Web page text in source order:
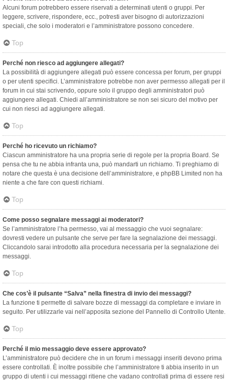
Alcuni forum potrebbero essere riservati a determinati utenti o gruppi. Per
leggere, scrivere, rispondere, ecc., potresti aver bisogno di autorizzazioni
speciali, che solo i moderatori e l’amministratore possono concedere.
Top
Perché non riesco ad aggiungere allegati?
La possibilità di aggiungere allegati può essere concessa per forum, per gruppi
o per utenti specifici. L’amministratore potrebbe non aver permesso allegati per il
forum in cui stai scrivendo, oppure solo il gruppo degli amministratori può
aggiungere allegati. Chiedi all’amministratore se non sei sicuro del motivo per
cui non riesci ad aggiungere allegati.
Top
Perché ho ricevuto un richiamo?
Ciascun amministratore ha una propria serie di regole per la propria Board. Se
pensa che tu ne abbia infranta una, può mandarti un richiamo. Ti preghiamo di
notare che questa è una decisione dell’amministratore, e phpBB Limited non ha
niente a che fare con questi richiami.
Top
Come posso segnalare messaggi ai moderatori?
Se l’amministratore l’ha permesso, vai al messaggio che vuoi segnalare:
dovresti vedere un pulsante che serve per fare la segnalazione dei messaggi.
Cliccandolo sarai introdotto alla procedura necessaria per la segnalazione dei
messaggi.
Top
Che cos’è il pulsante “Salva” nella finestra di invio dei messaggi?
La funzione ti permette di salvare bozze di messaggi da completare e inviare in
seguito. Per utilizzarle vai nell’apposita sezione del Pannello di Controllo Utente.
Top
Perché il mio messaggio deve essere approvato?
L’amministratore può decidere che in un forum i messaggi inseriti devono prima
essere controllati. È inoltre possibile che l’amministratore ti abbia inserito in un
gruppo di utenti i cui messaggi ritiene che vadano controllati prima di essere resi